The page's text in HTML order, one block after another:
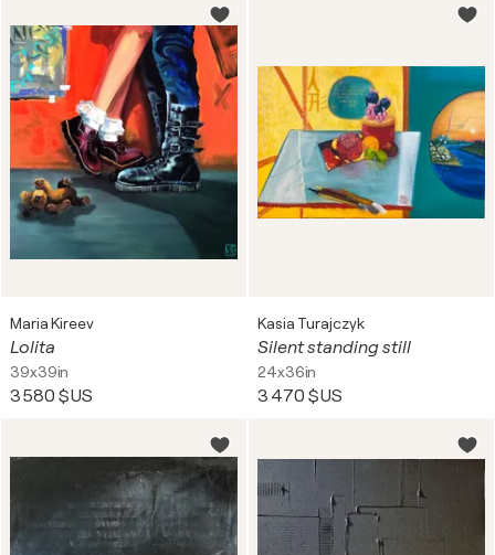
Maria Kireev
Lolita
39x39in
3 580 $US
Kasia Turajczyk
Silent standing still
24x36in
3 470 $US